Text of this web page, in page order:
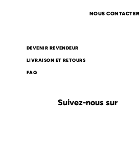
NOUS CONTACTER
DEVENIR REVENDEUR
LIVRAISON ET RETOURS
FAQ
Suivez-nous sur